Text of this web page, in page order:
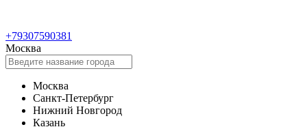
+79307590381
Москва
Москва
Санкт-Петербург
Нижний Новгород
Казань